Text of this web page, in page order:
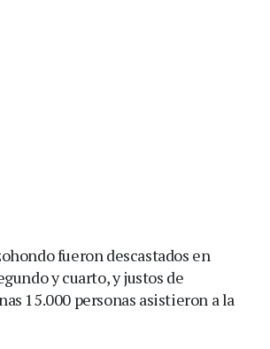
fueron descastados en
y cuarto, y justos de
15.000 personas asistieron a la